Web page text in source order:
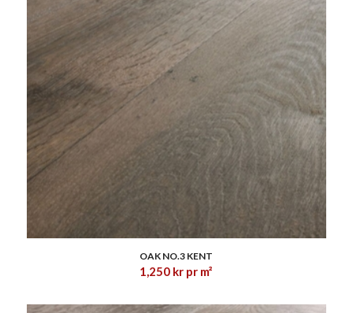
OAK NO.3 KENT
1,250 kr pr m²